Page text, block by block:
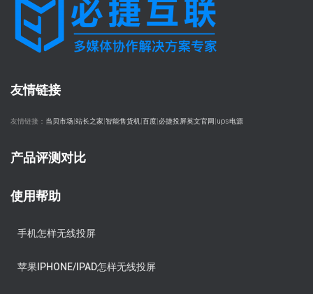
友情链接
友情链接： 当贝市场 站长之家 智能售货机 百度 必捷投屏英文官网 ups电源
产品评测对比
使用帮助
手机怎样无线投屏
苹果IPHONE/IPAD怎样无线投屏